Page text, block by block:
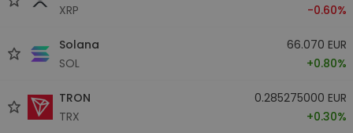
XRP
-0.60%
Solana
SOL
66.070 EUR
+0.80%
TRON
TRX
0.285275000 EUR
+0.30%